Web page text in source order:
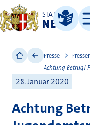
STADT
NEUSS
Leichte Sprache
Menü
Presse
Achtung Betrug!
28. Januar 2020
Achtung